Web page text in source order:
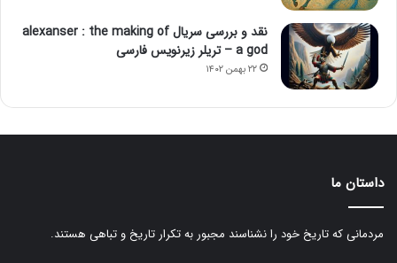
نقد و بررسی سریال alexanser : the making of
a god – تریلر زیرنویس فارسی
۲۲ بهمن ۱۴۰۲
داستان ما
مردمانی که تاریخ خود را نشناسند مجبور به تکرار تاریخ و تباهی هستند.